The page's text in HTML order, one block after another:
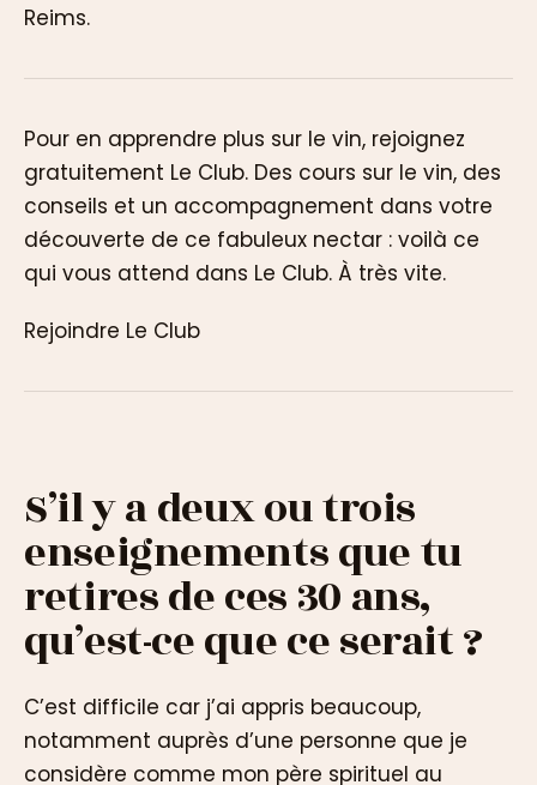
Reims.
Pour en apprendre plus sur le vin, rejoignez
gratuitement Le Club. Des cours sur le vin, des
conseils et un accompagnement dans votre
découverte de ce fabuleux nectar : voilà ce
qui vous attend dans Le Club. À très vite.
Rejoindre Le Club
S’il y a deux ou trois
enseignements que tu
retires de ces 30 ans,
qu’est-ce que ce serait ?
C’est difficile car j’ai appris beaucoup,
notamment auprès d’une personne que je
considère comme mon père spirituel au